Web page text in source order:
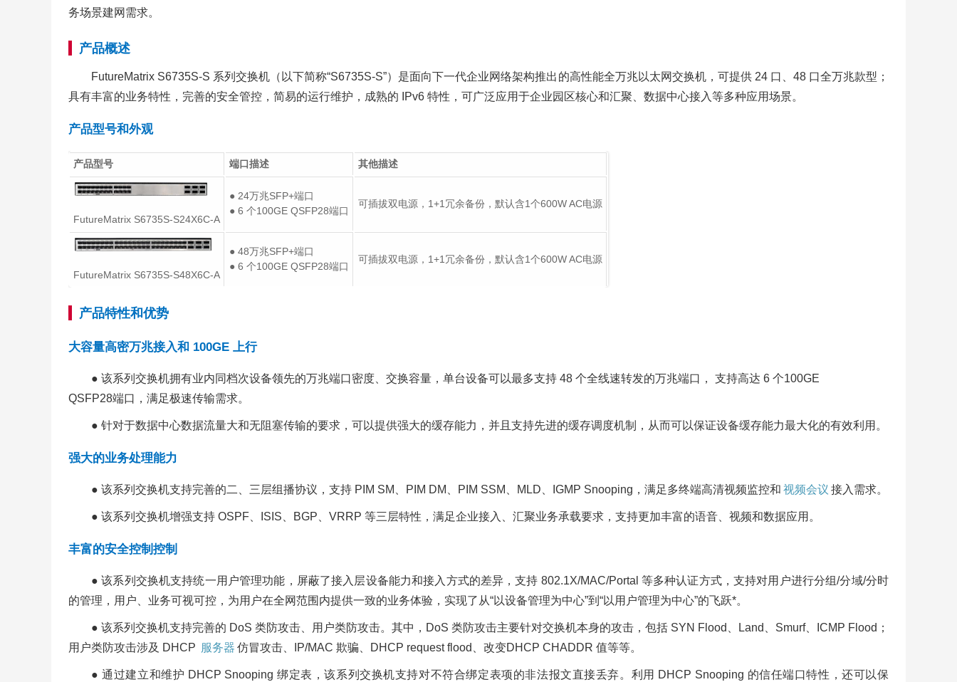
务场景建网需求。
产品概述
FutureMatrix S6735S-S 系列交换机（以下简称“S6735S-S”）是面向下一代企业网络架构推出的高性能全万兆以太网交换机，可提供 24 口、48 口全万兆款型；
具有丰富的业务特性，完善的安全管控，简易的运行维护，成熟的 IPv6 特性，可广泛应用于企业园区核心和汇聚、数据中心接入等多种应用场景。
产品型号和外观
产品型号 端口描述 其他描述
FutureMatrix S6735S-S24X6C-A
● 24万兆SFP+端口
● 6 个100GE QSFP28端口
可插拔双电源，1+1冗余备份，默认含1个600W AC电源
FutureMatrix S6735S-S48X6C-A
● 48万兆SFP+端口
● 6 个100GE QSFP28端口
可插拔双电源，1+1冗余备份，默认含1个600W AC电源
产品特性和优势
大容量高密万兆接入和 100GE 上行
● 该系列交换机拥有业内同档次设备领先的万兆端口密度、交换容量，单台设备可以最多支持 48 个全线速转发的万兆端口， 支持高达 6 个100GE
QSFP28端口，满足极速传输需求。
● 针对于数据中心数据流量大和无阻塞传输的要求，可以提供强大的缓存能力，并且支持先进的缓存调度机制，从而可以保证设备缓存能力最大化的有效利用。
强大的业务处理能力
● 该系列交换机支持完善的二、三层组播协议，支持 PIM SM、PIM DM、PIM SSM、MLD、IGMP Snooping，满足多终端高清视频监控和 视频会议 接入需求。
● 该系列交换机增强支持 OSPF、ISIS、BGP、VRRP 等三层特性，满足企业接入、汇聚业务承载要求，支持更加丰富的语音、视频和数据应用。
丰富的安全控制控制
● 该系列交换机支持统一用户管理功能，屏蔽了接入层设备能力和接入方式的差异，支持 802.1X/MAC/Portal 等多种认证方式，支持对用户进行分组/分域/分时
的管理，用户、业务可视可控，为用户在全网范围内提供一致的业务体验，实现了从“以设备管理为中心”到“以用户管理为中心”的飞跃*。
● 该系列交换机支持完善的 DoS 类防攻击、用户类防攻击。其中，DoS 类防攻击主要针对交换机本身的攻击，包括 SYN Flood、Land、Smurf、ICMP Flood；
用户类防攻击涉及 DHCP 服务器 仿冒攻击、IP/MAC 欺骗、DHCP request flood、改变DHCP CHADDR 值等等。
● 通过建立和维护 DHCP Snooping 绑定表，该系列交换机支持对不符合绑定表项的非法报文直接丢弃。利用 DHCP Snooping 的信任端口特性，还可以保